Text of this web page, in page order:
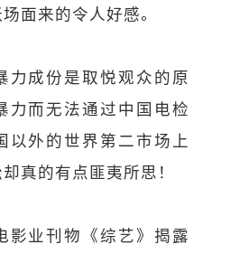
面来的令人好感。
力成份是取悦观众的原
力而无法通过中国电检
以外的世界第二市场上
真的有点匪夷所思！
影业刊物《综艺》揭露